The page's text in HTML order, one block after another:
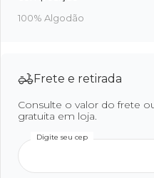
100% Algodão
Frete e retirada
Consulte o valor do frete
gratuita em loja.
Digite seu cep